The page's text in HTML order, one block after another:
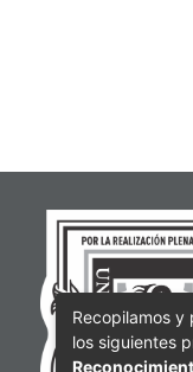
Recopilamos y
los siguientes